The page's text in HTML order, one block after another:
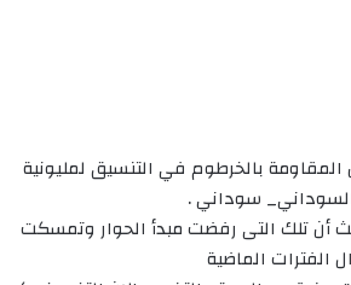
بالخرطوم في التنسيق لمليونية
أن تلك التى رفضت مبدأ الحوار وتمسكت
الفترات الماضية